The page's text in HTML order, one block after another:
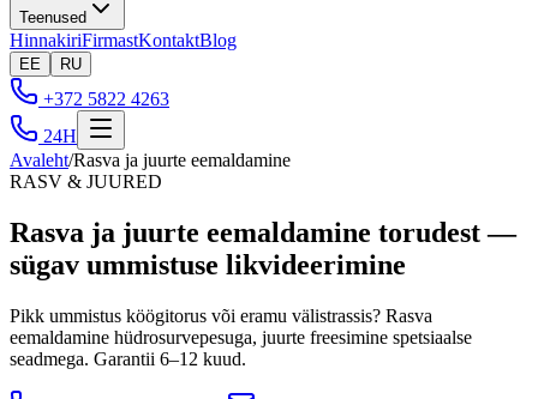
Teenused
HinnakiriFirmastKontaktBlog
EE RU
+372 5822 4263
24H
Avaleht/Rasva ja juurte eemaldamine
RASV & JUURED
Rasva ja juurte eemaldamine torudest —
sügav ummistuse likvideerimine
Pikk ummistus köögitorus või eramu välistrassis? Rasva
eemaldamine hüdrosurvepesuga, juurte freesimine spetsiaalse
seadmega. Garantii 6–12 kuud.